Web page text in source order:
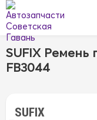
SUFIX Ремень
FB3044
SUFIX